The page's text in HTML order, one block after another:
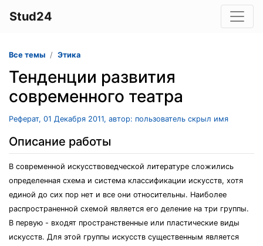
Stud24
Все темы Этика
Тенденции развития
современного театра
Реферат, 01 Декабря 2011, автор: пользователь скрыл имя
Описание работы
В современной искусствоведческой литературе сложились
определенная схема и система классификации искусств, хотя
единой до сих пор нет и все они относительны. Наиболее
распространенной схемой является его деление на три группы.
В первую - входят пространственные или пластические виды
искусств. Для этой группы искусств существенным является